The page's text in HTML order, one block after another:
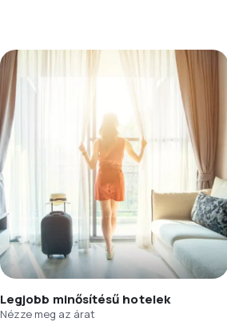
Legjobb minősítésű hotelek
Nézze meg az árat